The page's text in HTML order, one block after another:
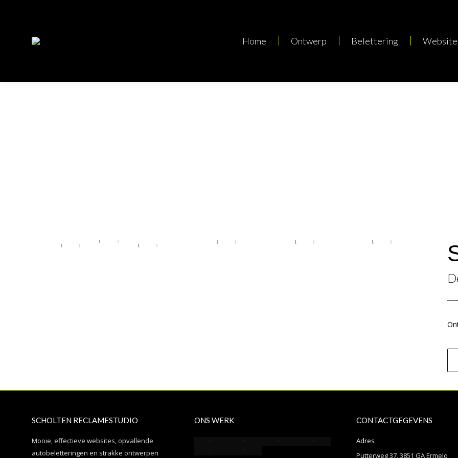
Home Ontwerp Belettering
SCHOLTEN RECLAMESTUDIO
Mooie, effectieve websites, opvallende
autobeletteringen en strakke ontwerpen
ONS WERK CONTACTGEGEVENS
Adres
Putterweg 37, 3851 GA Ermelo